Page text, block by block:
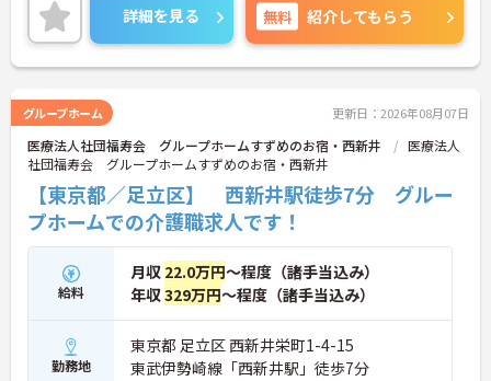
詳細を見る 無料 紹介してもらう
グループホーム 更新日：2026年08月07日
医療法人社団福寿会 グループホームすずめのお宿・西新井
医療法人
社団福寿会 グループホームすずめのお宿・西新井
【東京都／足立区】 西新井駅徒歩7分 グルー
プホームでの介護職求人です！
給料
月収 22.0万円～程度（諸手当込み）
年収329万円～程度（諸手当込み）
勤務地
東京都 足立区 西新井栄町1-4-15
東武伊勢崎線「西新井駅」徒歩7分